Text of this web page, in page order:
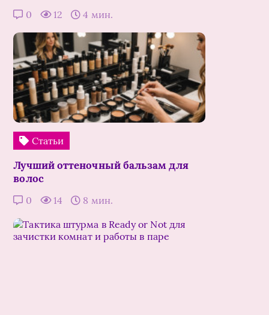
0 12 4 мин.
Статьи
Лучший оттеночный бальзам для
волос
0 14 8 мин.